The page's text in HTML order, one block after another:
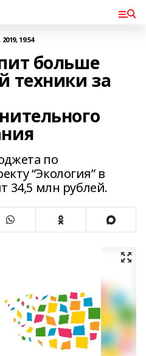
19:54
больше
техники за
по
“Экология” в
34,5 млн рублей.